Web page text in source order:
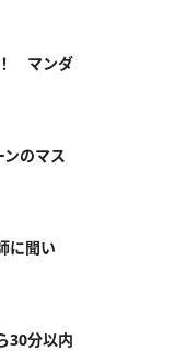
！ マンダ
ンのマス
に聞い
30分以内